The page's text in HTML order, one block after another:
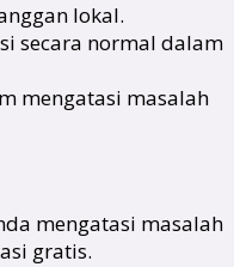
lokal.
secara normal dalam
mengatasi masalah
mengatasi masalah
gratis.